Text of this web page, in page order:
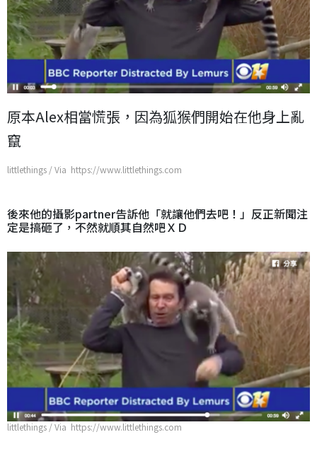
原本Alex相當慌張，因為狐猴們開始在他身上亂
竄
littlethings / Via https://www.littlethings.com
後來他的攝影partner告訴他「就讓他們去吧！」反正新聞注
定是搞砸了，不然就順其自然吧ＸＤ
littlethings / Via https://www.littlethings.com